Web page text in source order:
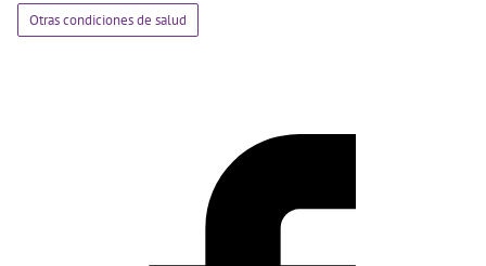
Otras condiciones de salud